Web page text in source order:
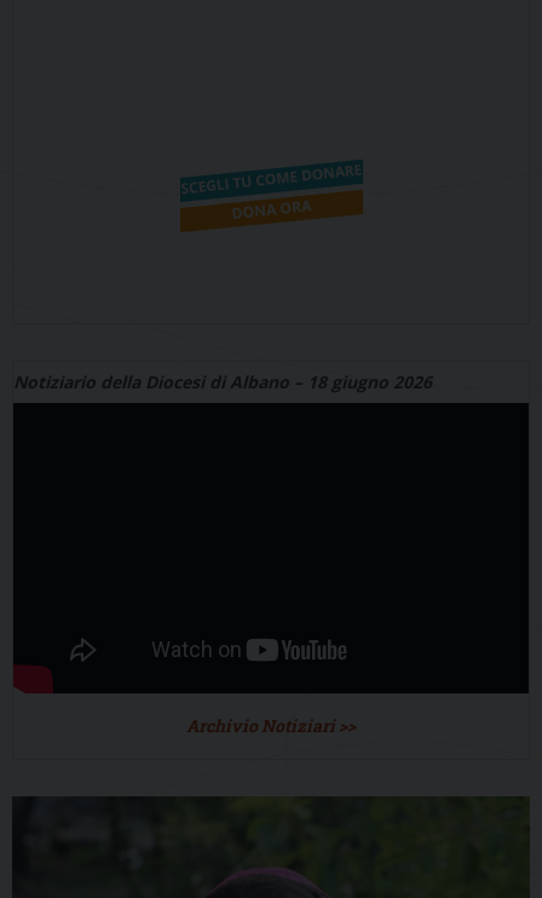
Notiziario della Diocesi di Albano – 18 giugno 2026
Archivio Notiziari >>